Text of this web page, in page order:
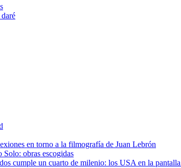
en torno a la filmografía de Juan Lebrón
Solo: obras escogidas
cumple un cuarto de milenio: los USA en la